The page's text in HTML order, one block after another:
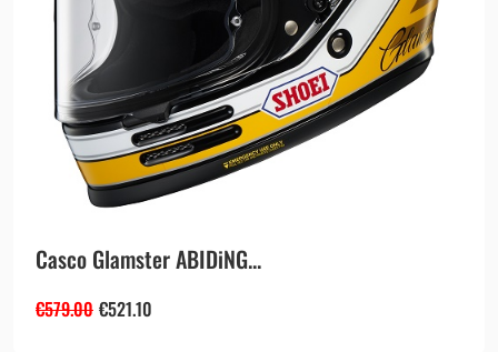
Casco Glamster ABIDiNG...
€579.00 €521.10